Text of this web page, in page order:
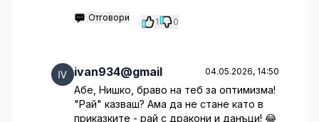
Отговори 1 0
ivan934@gmail 04.05.2026, 14:50
Абе, Нишко, браво на теб за оптимизма!
"Рай" казваш? Ама да не стане като в
приказките - рай с дракони и данъци! 😂